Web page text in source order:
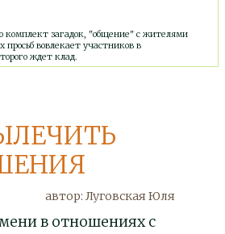
комплект загадок, "общение" с жителями
просьб вовлекает участников в
ждет клад.
автор: Луговская Юля
в отношениях с